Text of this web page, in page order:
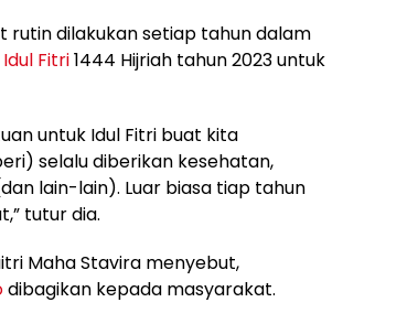
rutin dilakukan setiap tahun dalam
Fitri1444 Hijriah tahun 2023 untuk
untuk Idul Fitri buat kita
selalu diberikan kesehatan,
lain-lain). Luar biasa tiap tahun
tutur dia.
Maha Stavira menyebut,
dibagikan kepada masyarakat.